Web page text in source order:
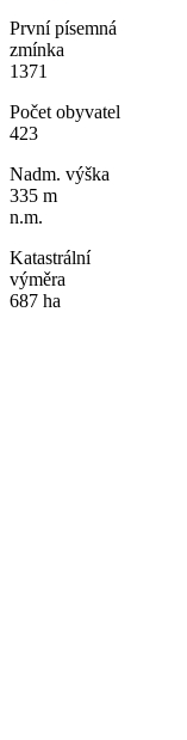
První písemná
zmínka
1371
Počet obyvatel
423
Nadm. výška
335 m
n.m.
Katastrální
výměra
687 ha